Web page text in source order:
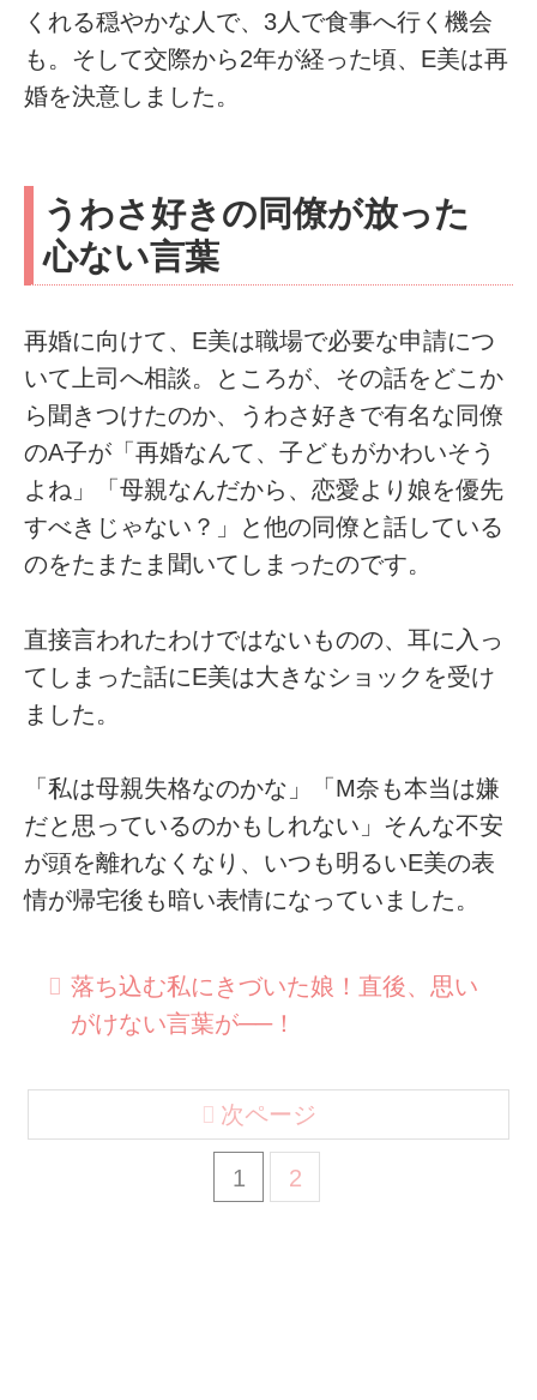
くれる穏やかな人で、3人で食事へ行く機会
も。そして交際から2年が経った頃、E美は再
婚を決意しました。
うわさ好きの同僚が放った
心ない言葉
再婚に向けて、E美は職場で必要な申請につ
いて上司へ相談。ところが、その話をどこか
ら聞きつけたのか、うわさ好きで有名な同僚
のA子が「再婚なんて、子どもがかわいそう
よね」「母親なんだから、恋愛より娘を優先
すべきじゃない？」と他の同僚と話している
のをたまたま聞いてしまったのです。
直接言われたわけではないものの、耳に入っ
てしまった話にE美は大きなショックを受け
ました。
「私は母親失格なのかな」「M奈も本当は嫌
だと思っているのかもしれない」そんな不安
が頭を離れなくなり、いつも明るいE美の表
情が帰宅後も暗い表情になっていました。
落ち込む私にきづいた娘！直後、思い
がけない言葉が──！
1 2
次ページ